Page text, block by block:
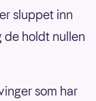
sluppet inn
de holdt nullen
som har